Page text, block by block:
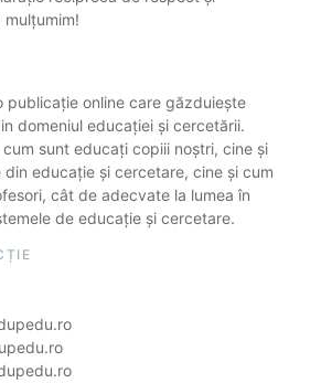
mulțumim!
publicație online care găzduiește
domeniul educației și cercetării.
sunt educați copiii noștri, cine și
educație și cercetare, cine și cum
cât de adecvate la lumea în
de educație și cercetare.